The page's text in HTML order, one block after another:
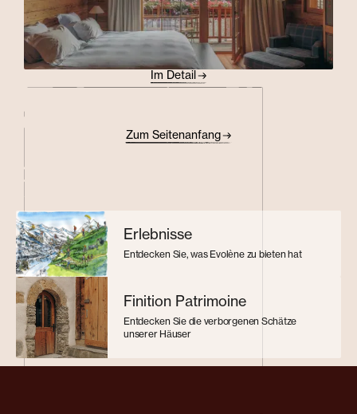
Im Detail
Zum Seitenanfang
Erlebnisse
Entdecken Sie, was Evolène zu bieten hat
Finition Patrimoine
Entdecken Sie die verborgenen Schätze
unserer Häuser